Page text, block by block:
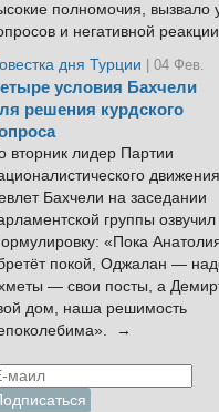
полномочия, вызвало
и негативной
дня Турции
| 04 Фев.
условия Бахчели
решения курдского
вторник лидер Партии
Бахчели на заседании
группы
«Пока
покой, Оджалан —
— свои посты, а
дом, наша решимость
→